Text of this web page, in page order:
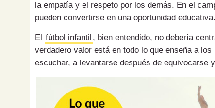
la empatía y el respeto por los demás. En el
pueden convertirse en una oportunidad educativa.
El fútbol infantil , bien entendido, no debería
verdadero valor está en todo lo que enseña a
escuchar, a levantarse después de equivocarse